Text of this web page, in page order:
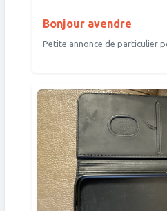
Bonjour avendre
Petite annonce de particulier